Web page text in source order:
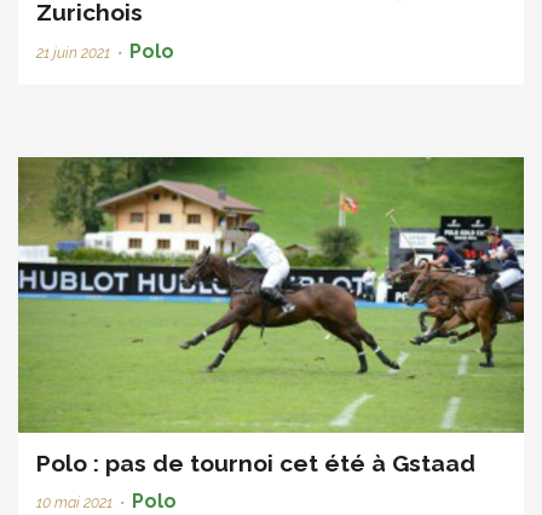
Zurichois
21 juin 2021 • Polo
Polo : pas de tournoi cet été à Gstaad
10 mai 2021 • Polo